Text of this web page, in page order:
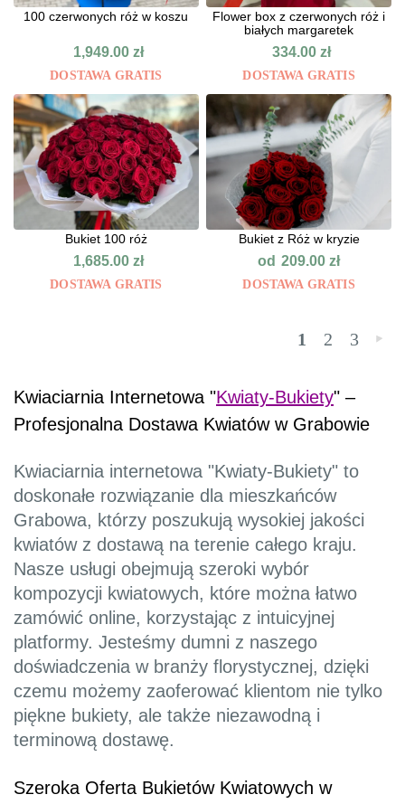
100 czerwonych róż w koszu
1,949.00zł
DOSTAWA GRATIS
Flower box z czerwonych róż i
białych margaretek
334.00zł
DOSTAWA GRATIS
Bukiet 100 róż
1,685.00zł
DOSTAWA GRATIS
Bukiet z Róż w kryzie
od 209.00zł
DOSTAWA GRATIS
1 2 3 »
Kwiaciarnia Internetowa "Kwiaty-Bukiety" –
Profesjonalna Dostawa Kwiatów w Grabowie
Kwiaciarnia internetowa "Kwiaty-Bukiety" to
doskonałe rozwiązanie dla mieszkańców
Grabowa, którzy poszukują wysokiej jakości
kwiatów z dostawą na terenie całego kraju.
Nasze usługi obejmują szeroki wybór
kompozycji kwiatowych, które można łatwo
zamówić online, korzystając z intuicyjnej
platformy. Jesteśmy dumni z naszego
doświadczenia w branży florystycznej, dzięki
czemu możemy zaoferować klientom nie tylko
piękne bukiety, ale także niezawodną i
terminową dostawę.
Szeroka Oferta Bukietów Kwiatowych w